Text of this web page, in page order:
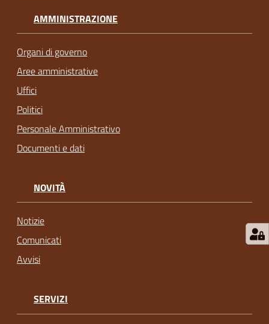
AMMINISTRAZIONE
Organi di governo
Aree amministrative
Uffici
Politici
Personale Amministrativo
Documenti e dati
NOVITÀ
Notizie
Comunicati
Avvisi
SERVIZI